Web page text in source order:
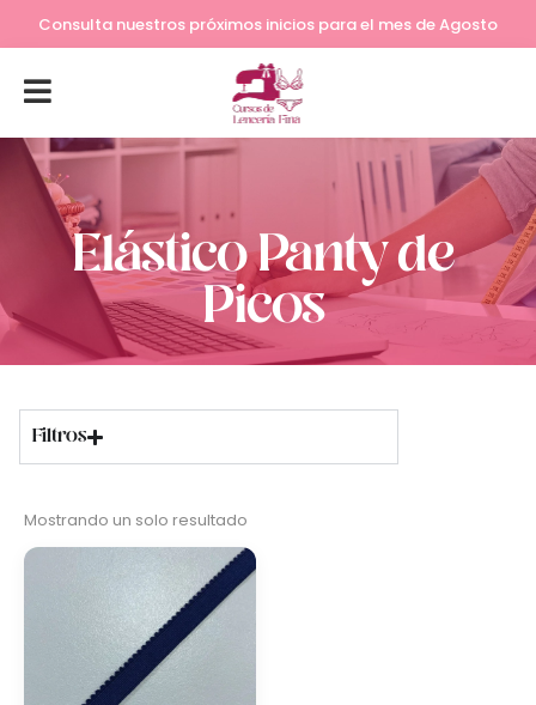
Consulta nuestros próximos inicios para el mes de Agosto
Elástico Panty de
Picos
Filtros
Mostrando un solo resultado